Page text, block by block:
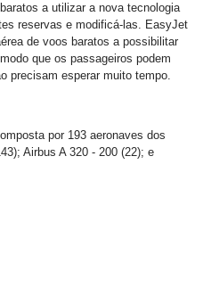
a utilizar a nova tecnologia
reservas e modificá-las. EasyJet
de voos baratos a possibilitar
que os passageiros podem
precisam esperar muito tempo.
por 193 aeronaves dos
Airbus A 320 - 200 (22); e